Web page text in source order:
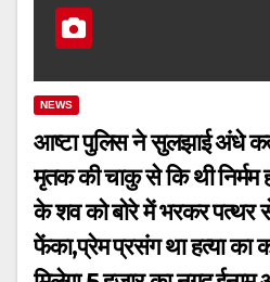
NEWS
आष्टा पुलिस ने सुलझाई अंधे
मृतक की चाकु से कि थी निर्मम
के शव को बोरे में भरकर पत्थर
फेंका,प्रेम प्रसंग था हत्या का